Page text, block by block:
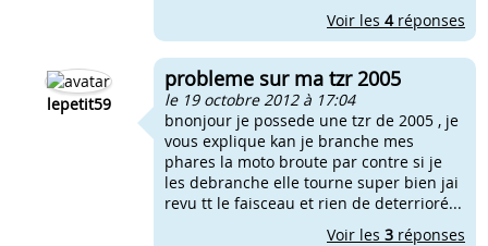
Voir les 4réponses
lepetit59
probleme sur ma tzr 2005
le 19 octobre 2012 à 17:04
bnonjour je possede une tzr de 2005 , je
vous explique kan je branche mes
phares la moto broute par contre si je
les debranche elle tourne super bien jai
revu tt le faisceau et rien de deterrioré...
Voir les 3 réponses